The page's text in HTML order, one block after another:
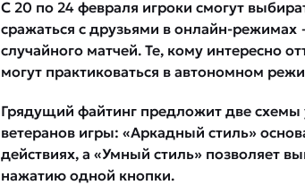
С 20 по 24 февраля игроки смогут
сражаться с друзьями в онлайн-режимах
случайного матчей. Те, кому интересно
могут практиковаться в автономном
Грядущий файтинг предложит две схемы
ветеранов игры: «Аркадный стиль»
действиях, а «Умный стиль» позволяет
нажатию одной кнопки.